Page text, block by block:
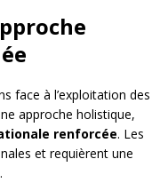
face à l’exploitation des
approche holistique,
renforcée. Les
et requièrent une